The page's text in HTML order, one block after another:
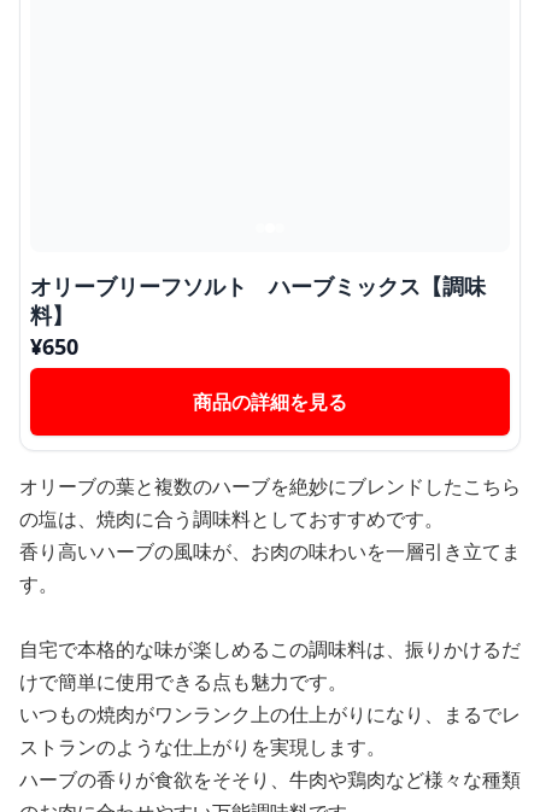
オリーブリーフソルト ハーブミックス【調味
料】
¥650
商品の詳細を見る
オリーブの葉と複数のハーブを絶妙にブレンドしたこちら
の塩は、焼肉に合う調味料としておすすめです。
香り高いハーブの風味が、お肉の味わいを一層引き立てま
す。
自宅で本格的な味が楽しめるこの調味料は、振りかけるだ
けで簡単に使用できる点も魅力です。
いつもの焼肉がワンランク上の仕上がりになり、まるでレ
ストランのような仕上がりを実現します。
ハーブの香りが食欲をそそり、牛肉や鶏肉など様々な種類